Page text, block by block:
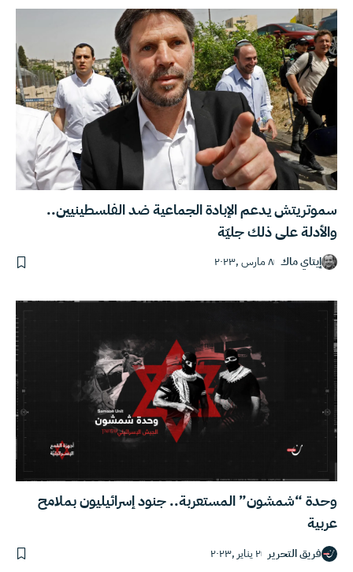
سموتريتش يدعم الإبادة الجماعية ضد الفلسطينيين..
والأدلة على ذلك جليّة
إيتاي ماك ٨ مارس ,٢٠٢٣
وحدة “شمشون” المستعربة.. جنود إسرائيليون بملامح
عربية
فريق التحرير ٢ يناير ,٢٠٢٣